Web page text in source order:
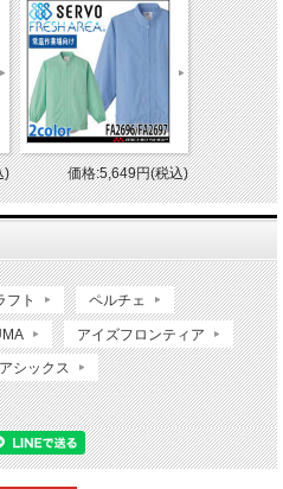
) 価格:5,649円(税込)
フト ペルチェ
アイズフロンティア
アシックス